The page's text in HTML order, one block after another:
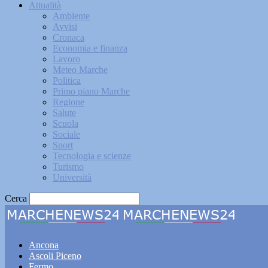
Attualità
Ambiente
Avvisi
Cronaca
Economia e finanza
Lavoro
Meteo Marche
Politica
Primo piano Marche
Regione
Salute
Scuola
Sociale
Sport
Tecnologia e scienze
Turismo
Università
Cerca
Ancona
Ascoli Piceno